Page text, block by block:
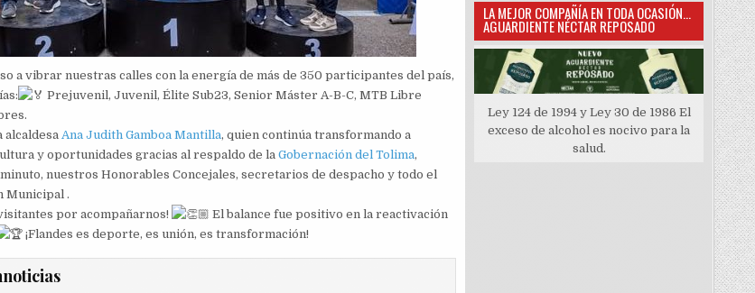
a vibrar nuestras calles con la energía de más de 350 participantes del país,
Prejuvenil, Juvenil, Élite Sub23, Senior Máster A-B-C, MTB Libre
alcaldesa Ana Judith Gamboa Mantilla, quien continúa transformando a
y oportunidades gracias al respaldo de la Gobernación del Tolima,
nuestros Honorables Concejales, secretarios de despacho y todo el
Municipal .
por acompañarnos!
El balance fue positivo en la reactivación
¡Flandes es deporte, es unión, es transformación!
LA MEJOR COMPAÑÍA EN TODA OCASIÓN…
AGUARDIENTE NÉCTAR REPOSADO
Ley 124 de 1994 y Ley 30 de 1986 El
exceso de alcohol es nocivo para la
salud.